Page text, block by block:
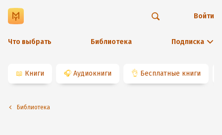
Что выбрать Библиотека Подписка
Войти
📖 Книги 🎧 Аудиокниги 👌 Бесплатные книги
Библиотека